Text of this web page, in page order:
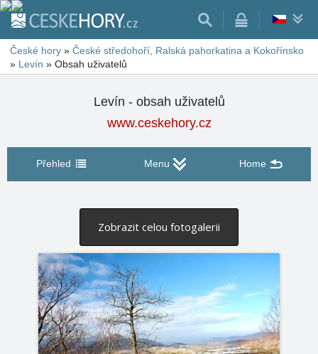
České hory » České středohoří, Ralská pahorkatina a Kokořínsko
» Levín » Obsah uživatelů
Levín - obsah uživatelů
www.ceskehory.cz
Přehled Menu Home
Zobrazit celou fotogalerii